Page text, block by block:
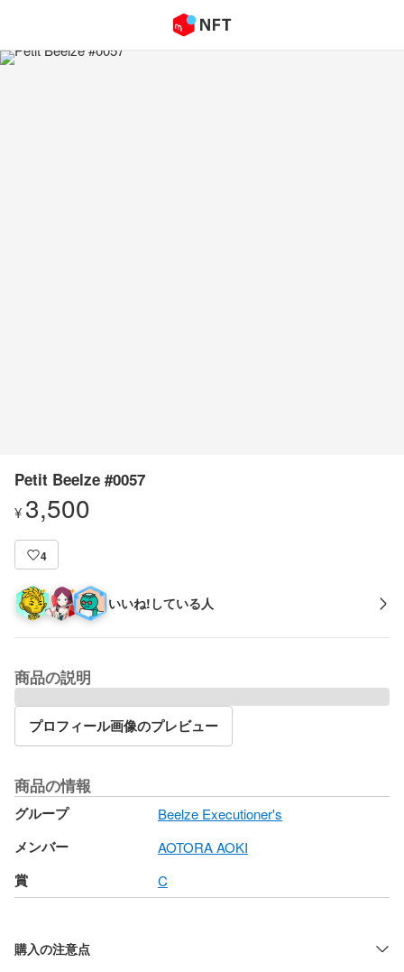
Petit Beelze #0057
¥ 3,500
4
いいね!している人
商品の説明
プロフィール画像のプレビュー
商品の情報
グループ Beelze Executioner's
メンバー AOTORA AOKI
賞 C
購入の注意点